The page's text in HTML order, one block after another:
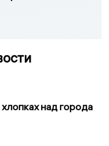
над города